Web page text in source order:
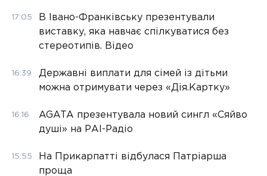
17:05
В Івано-Франківську презентували
виставку, яка навчає спілкуватися без
стереотипів. Відео
16:39
Державні виплати для сімей із дітьми
можна отримувати через «Дія.Картку»
16:16
AGATA презентувала новий сингл «Сяйво
душі» на РАІ-Радіо
15:55
На Прикарпатті відбулася Патріарша
проща